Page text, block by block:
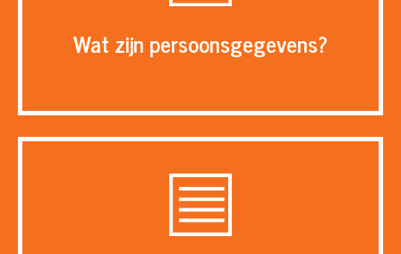
Wat zijn persoonsgegevens?